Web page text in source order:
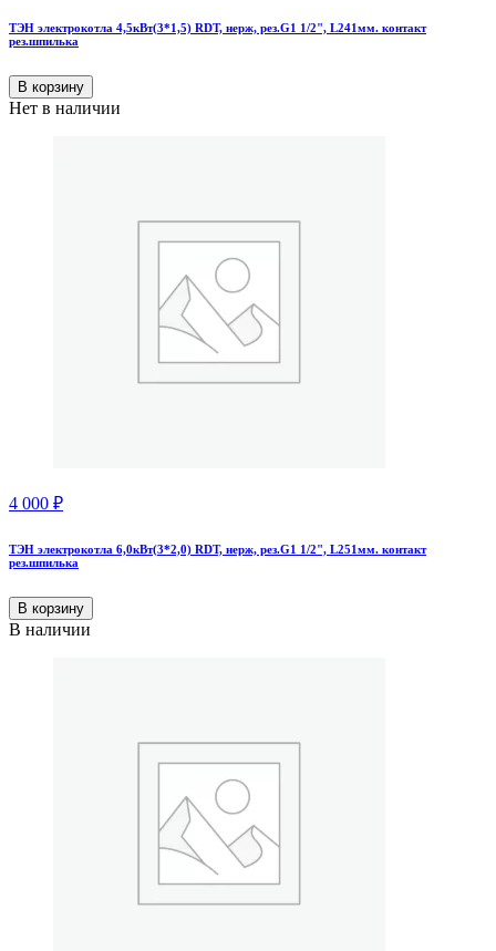
ТЭН электрокотла 4,5кВт(3*1,5) RDT, нерж, рез.G1 1/2", L241мм. контакт
рез.шпилька
В корзину
Нет в наличии
4 000 ₽
ТЭН электрокотла 6,0кВт(3*2,0) RDT, нерж, рез.G1 1/2", L251мм. контакт
рез.шпилька
В корзину
В наличии